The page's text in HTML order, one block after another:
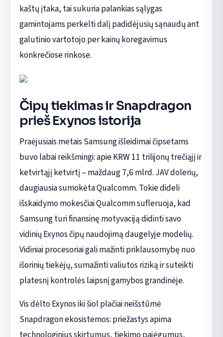
kaštų įtaka, tai sukuria palankias sąlygas
gamintojams perkelti dalį padidėjusių sąnaudų ant
galutinio vartotojo per kainų koregavimus
konkrečiose rinkose.
Čipų tiekimas ir Snapdragon
prieš Exynos istorija
Praėjusiais metais Samsung išleidimai čipsetams
buvo labai reikšmingi: apie KRW 11 trilijonų trečiąjį ir
ketvirtąjį ketvirtį – maždaug 7,6 mlrd. JAV dolerių,
daugiausia sumokėta Qualcomm. Tokie dideli
išskaidymo mokesčiai Qualcomm sufleruoja, kad
Samsung turi finansinę motyvaciją didinti savo
vidinių Exynos čipų naudojimą daugelyje modelių.
Vidiniai procesoriai gali mažinti priklausomybę nuo
išorinių tiekėjų, sumažinti valiutos riziką ir suteikti
platesnį kontrolės laipsnį gamybos grandinėje.
Vis dėlto Exynos iki šiol plačiai neišstūmė
Snapdragon ekosistemos: priežastys apima